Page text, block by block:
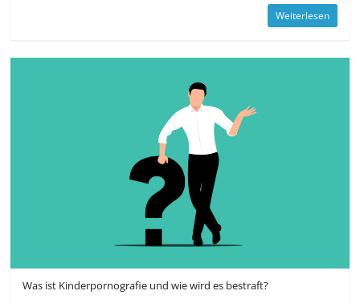
Weiterlesen
Was ist Kinderpornografie und wie wird es bestraft?